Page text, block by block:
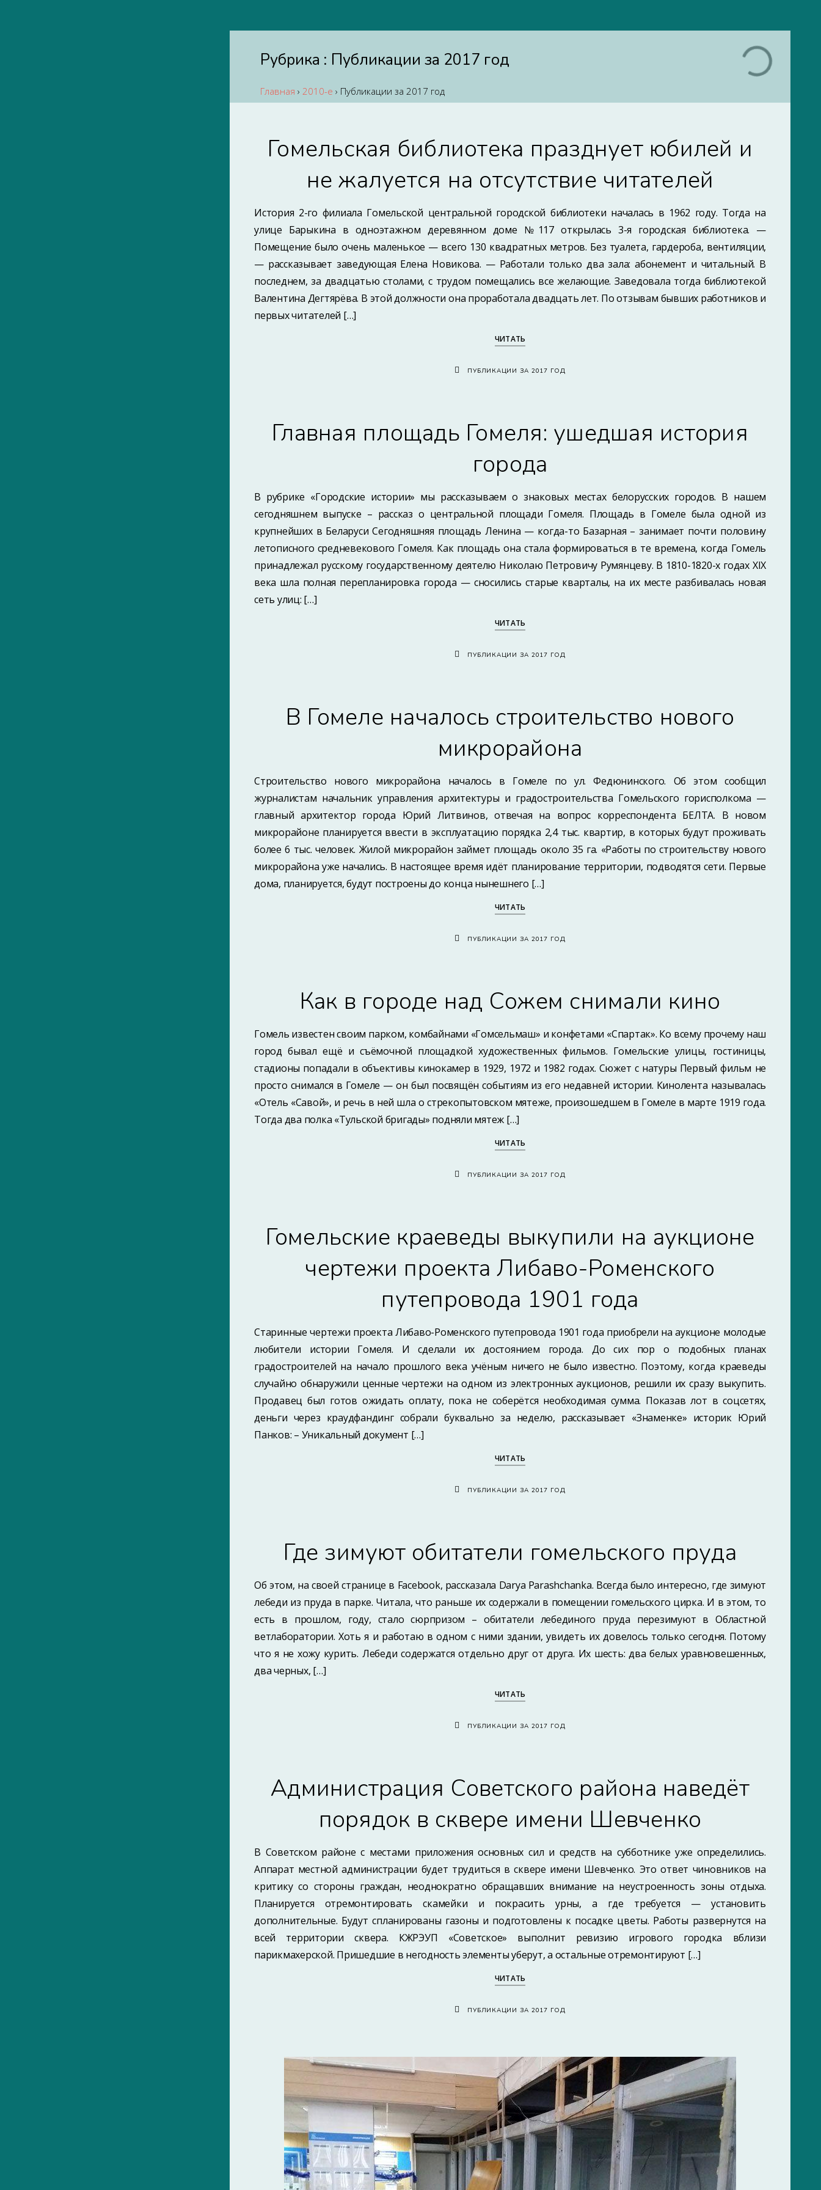
Рубрика : Публикации за 2017 год
Главная › 2010-е › Публикации за 2017 год
Гомельская библиотека празднует юбилей и
не жалуется на отсутствие читателей
История 2-го филиала Гомельской центральной городской библиотеки началась в 1962 году. Тогда на
улице Ба­рыкина в одноэтажном деревянном доме №117 открылась 3-я городская библиотека. —
Помещение было очень маленькое — всего 130 квадратных метров. Без туалета, гардероба, вентиляции,
— рас­сказывает заведующая Елена Новикова. — Работали только два зала: абонемент и читальный. В
последнем, за двадцатью столами, с трудом помещались все желающие. Заведовала тогда библиотекой
Валентина Дегтярёва. В этой должности она проработала двадцать лет. По отзывам бывших работников и
первых читателей […]
ЧИТАТЬ
ПУБЛИКАЦИИ ЗА 2017 ГОД
Главная площадь Гомеля: ушедшая история
города
В рубрике «Городские истории» мы рассказываем о знаковых местах белорусских городов. В нашем
сегодняшнем выпуске – рассказ о центральной площади Гомеля. Площадь в Гомеле была одной из
крупнейших в Беларуси Сегодняшняя площадь Ленина — когда-то Базарная – занимает почти половину
летописного средневекового Гомеля. Как площадь она стала формироваться в те времена, когда Гомель
принадлежал русскому государственному деятелю Николаю Петровичу Румянцеву. В 1810-1820-х годах XIX
века шла полная перепланировка города — сносились старые кварталы, на их месте разбивалась новая
сеть улиц: […]
ЧИТАТЬ
ПУБЛИКАЦИИ ЗА 2017 ГОД
В Гомеле началось строительство нового
микрорайона
Строительство нового микрорайона началось в Гомеле по ул. Федюнинского. Об этом сообщил
журналистам начальник управления архитектуры и градостроительства Гомельского горисполкома —
главный архитектор города Юрий Литвинов, отвечая на вопрос корреспондента БЕЛТА. В новом
микрорайоне планируется ввести в эксплуатацию порядка 2,4 тыс. квартир, в которых будут проживать
более 6 тыс. человек. Жилой микрорайон займет площадь около 35 га. «Работы по строительству нового
микрорайона уже начались. В настоящее время идёт планирование территории, подводятся сети. Первые
дома, планируется, будут построены до конца нынешнего […]
ЧИТАТЬ
ПУБЛИКАЦИИ ЗА 2017 ГОД
Как в городе над Сожем снимали кино
Гомель известен своим парком, комбайнами «Гомсельмаш» и конфетами «Спартак». Ко всему прочему наш
город бывал ещё и съёмочной площадкой художественных фильмов. Гомельские улицы, гостиницы,
стадионы попадали в объективы кинокамер в 1929, 1972 и 1982 годах. Сюжет с натуры Первый фильм не
просто снимался в Гомеле — он был посвящён событиям из его недавней истории. Кинолента называлась
«Отель «Савой», и речь в ней шла о стрекопытовском мятеже, произошедшем в Гомеле в марте 1919 года.
Тогда два полка «Тульской бригады» подняли мятеж […]
ЧИТАТЬ
ПУБЛИКАЦИИ ЗА 2017 ГОД
Гомельские краеведы выкупили на аукционе
чертежи проекта Либаво-Роменского
путепровода 1901 года
Старинные чертежи проекта Либаво-Роменского путепровода 1901 года приобрели на аукционе молодые
любители истории Гомеля. И сделали их достоянием города. До сих пор о подобных планах
градостроителей на начало прошлого века учёным ничего не было известно. Поэтому, когда краеведы
случайно обнаружили ценные чертежи на одном из электронных аукционов, решили их сразу выкупить.
Продавец был готов ожидать оплату, пока не соберётся необходимая сумма. Показав лот в соцсетях,
деньги через краудфандинг собрали буквально за неделю, рассказывает «Знаменке» историк Юрий
Панков: – Уникальный документ […]
ЧИТАТЬ
ПУБЛИКАЦИИ ЗА 2017 ГОД
Где зимуют обитатели гомельского пруда
Об этом, на своей странице в Facebook, рассказала Darya Parashchanka. Всегда было интересно, где зимуют
лебеди из пруда в парке. Читала, что раньше их содержали в помещении гомельского цирка. И в этом, то
есть в прошлом, году, стало сюрпризом – обитатели лебединого пруда перезимуют в Областной
ветлаборатории. Хоть я и работаю в одном с ними здании, увидеть их довелось только сегодня. Потому
что я не хожу курить. Лебеди содержатся отдельно друг от друга. Их шесть: два белых уравновешенных,
два черных, […]
ЧИТАТЬ
ПУБЛИКАЦИИ ЗА 2017 ГОД
Администрация Советского района наведёт
порядок в сквере имени Шевченко
В Советском районе с местами приложения основных сил и средств на субботнике уже определились.
Аппарат местной администрации будет трудиться в сквере имени Шевченко. Это ответ чиновников на
критику со стороны граждан, неоднократно обращавших внимание на неустроенность зоны отдыха.
Планируется отремонтировать скамейки и покрасить урны, а где требуется — установить
дополнительные. Будут спланированы газоны и подготовлены к посадке цветы. Работы развернутся на
всей территории сквера. КЖРЭУП «Советское» выполнит ревизию игрового городка вблизи
парикмахерской. Пришедшие в негодность элементы уберут, а остальные отремонтируют […]
ЧИТАТЬ
ПУБЛИКАЦИИ ЗА 2017 ГОД